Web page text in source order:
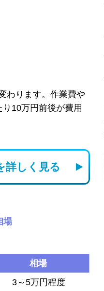
わります。作業費や
10万円前後が費用
詳しく見る
場
相場
3～5万円程度